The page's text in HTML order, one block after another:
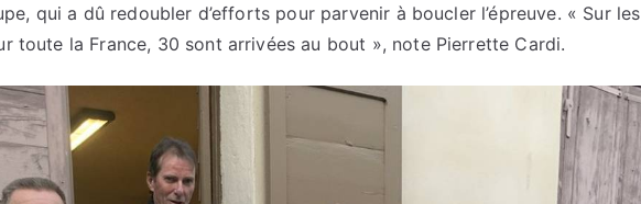
qui a dû redoubler d’efforts pour parvenir à boucler l’épreuve. « Sur les
toute la France, 30 sont arrivées au bout », note Pierrette Cardi.